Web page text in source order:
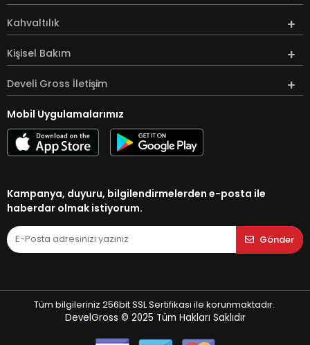
Kahvaltılık
Kişisel Bakım
Develi Gross İletişim
Mobil Uygulamalarımız
Kampanya, duyuru, bilgilendirmelerden e-posta ile
haberdar olmak istiyorum.
Gönder
Tüm bilgileriniz 256bit SSL Sertifikası ile korunmaktadır.
DevelGross © 2025 Tüm Hakları Saklıdır